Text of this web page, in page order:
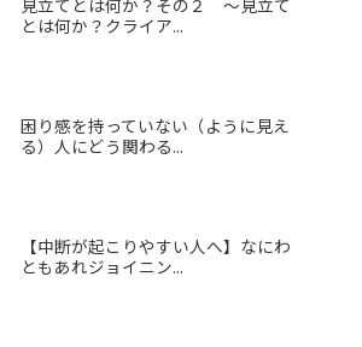
見立てとは何か？その２ 〜見立て
とは何か？クライア...
困り感を持っていない（ように見え
る）人にどう関わる...
【中断が起こりやすい人へ】なにわ
ともあれジョイニン...